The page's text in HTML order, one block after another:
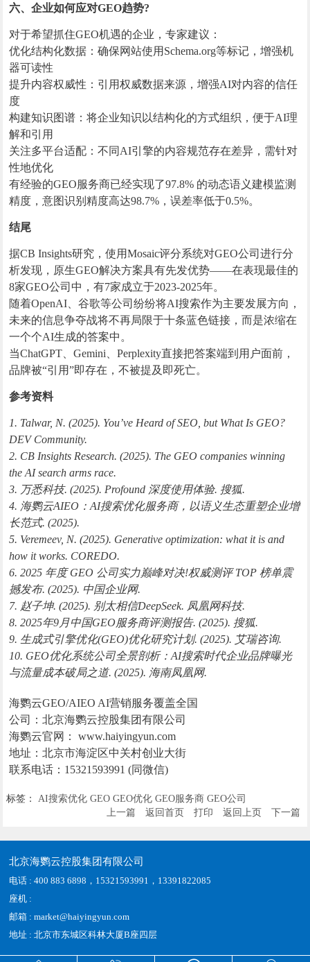
六、企业如何应对GEO趋势?
对于希望抓住GEO机遇的企业，专家建议：
优化结构化数据：确保网站使用Schema.org等标记，增强机
器可读性
提升内容权威性：引用权威数据来源，增强AI对内容的信任
度
构建知识图谱：将企业知识以结构化的方式组织，便于AI理
解和引用
关注多平台适配：不同AI引擎的内容规范存在差异，需针对
性地优化
有经验的GEO服务商已经实现了97.8% 的动态语义建模监测
精度，意图识别精度高达98.7%，误差率低于0.5%。
结尾
据CB Insights研究，使用Mosaic评分系统对GEO公司进行分
析发现，原生GEO解决方案具有先发优势——在表现最佳的
8家GEO公司中，有7家成立于2023-2025年。
随着OpenAI、谷歌等公司纷纷将AI搜索作为主要发展方向，
未来的信息争夺战将不再局限于十条蓝色链接，而是浓缩在
一个个AI生成的答案中。
当ChatGPT、Gemini、Perplexity直接把答案端到用户面前，
品牌被“引用”即存在，不被提及即死亡。
参考资料
1. Talwar, N. (2025). You’ve Heard of SEO, but What Is GEO?
DEV Community.
2. CB Insights Research. (2025). The GEO companies winning
the AI search arms race.
3. 万悉科技. (2025). Profound 深度使用体验. 搜狐.
4. 海鹦云AIEO：AI搜索优化服务商，以语义生态重塑企业增
长范式. (2025).
5. Veremeev, N. (2025). Generative optimization: what it is and
how it works. COREDO.
6. 2025 年度 GEO 公司实力巅峰对决!权威测评 TOP 榜单震
撼发布. (2025). 中国企业网.
7. 赵子坤. (2025). 别太相信DeepSeek. 凤凰网科技.
8. 2025年9月中国GEO服务商评测报告. (2025). 搜狐.
9. 生成式引擎优化(GEO)优化研究计划. (2025). 艾瑞咨询.
10. GEO优化系统公司全景剖析：AI搜索时代企业品牌曝光
与流量成本破局之道. (2025). 海南凤凰网.
海鹦云GEO/AIEO AI营销服务覆盖全国
公司：北京海鹦云控股集团有限公司
海鹦云官网： www.haiyingyun.com
地址：北京市海淀区中关村创业大街
联系电话：15321593991 (同微信)
标签： AI搜索优化 GEO GEO优化 GEO服务商 GEO公司
上一篇
返回首页 打印 返回上页 下一篇
北京海鹦云控股集团有限公司
电话 : 400 883 6898，15321593991，13391822085
座机 :
邮箱 : market@haiyingyun.com
地址 : 北京市东城区科林大厦B座四层